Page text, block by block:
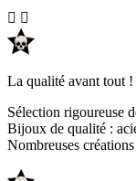
 
La qualité avant tout !
Sélection rigoureuse
Bijoux de qualité :
Nombreuses